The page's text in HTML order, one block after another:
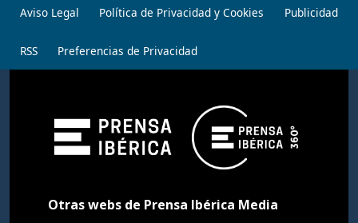
Aviso Legal Política de Privacidad y Cookies Publicidad
RSS Preferencias de Privacidad
Otras webs de Prensa Ibérica Media